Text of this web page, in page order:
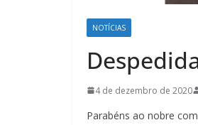
NOTÍCIAS
4 de dezembro de 2020
Parabéns ao nobre